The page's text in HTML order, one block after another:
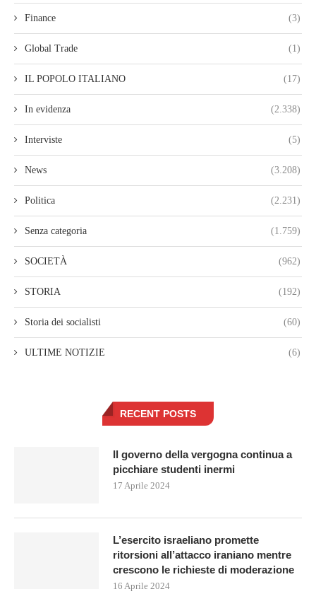
Finance (3)
Global Trade (1)
IL POPOLO ITALIANO (17)
In evidenza (2.338)
Interviste (5)
News (3.208)
Politica (2.231)
Senza categoria (1.759)
SOCIETÀ (962)
STORIA (192)
Storia dei socialisti (60)
ULTIME NOTIZIE (6)
RECENT POSTS
Il governo della vergogna continua a
picchiare studenti inermi
17 Aprile 2024
L’esercito israeliano promette
ritorsioni all’attacco iraniano mentre
crescono le richieste di moderazione
16 Aprile 2024